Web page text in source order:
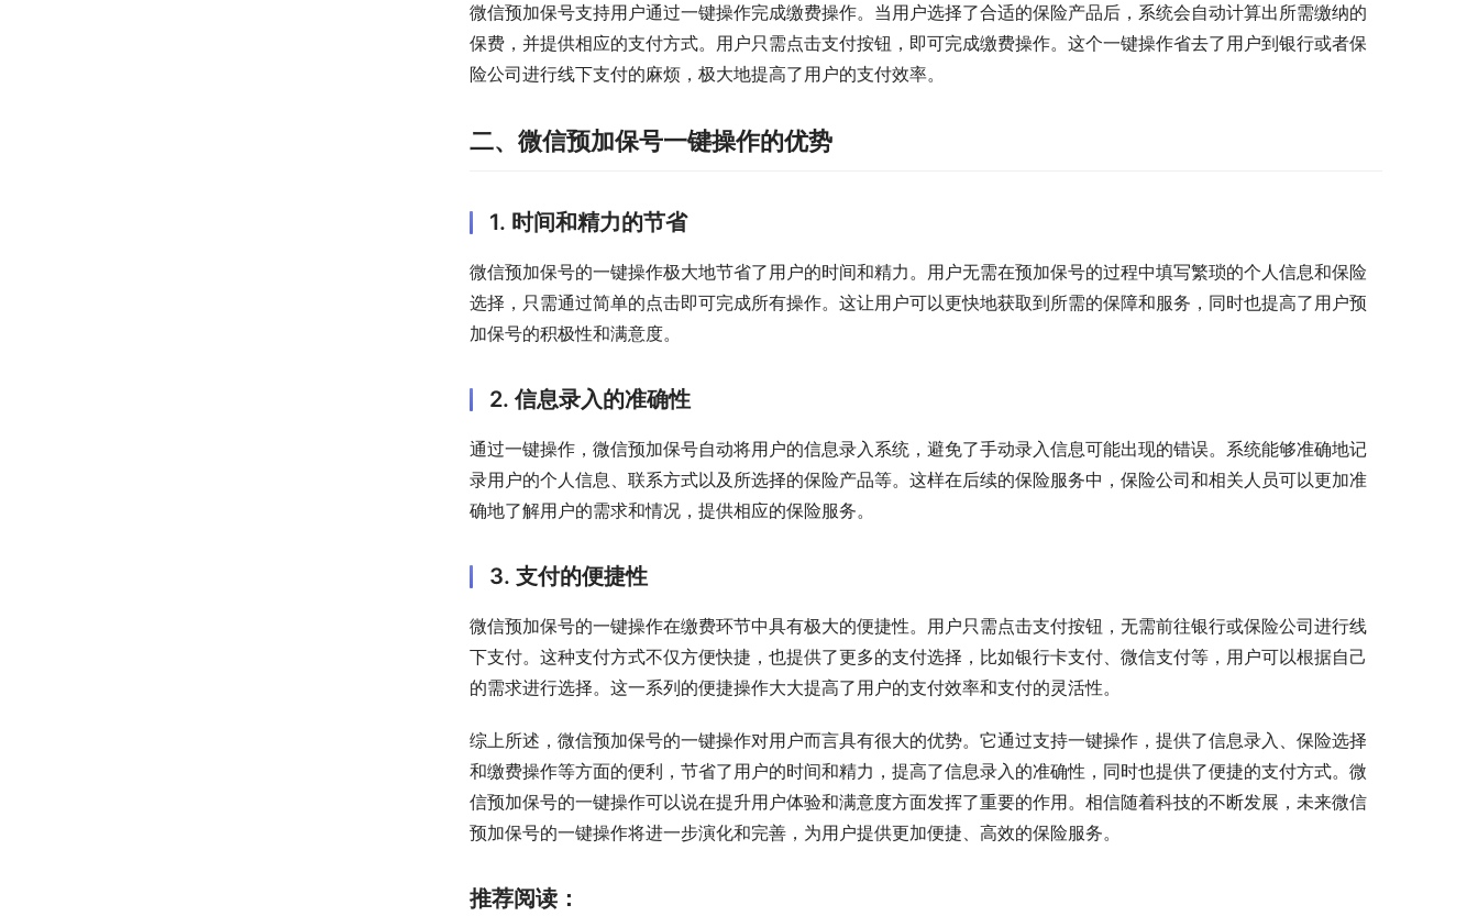
微信预加保号支持用户通过一键操作完成缴费操作。当用户选择了合适的保险产品后，系统会自动计算出所需缴纳的
保费，并提供相应的支付方式。用户只需点击支付按钮，即可完成缴费操作。这个一键操作省去了用户到银行或者保
险公司进行线下支付的麻烦，极大地提高了用户的支付效率。
二、微信预加保号一键操作的优势
1. 时间和精力的节省
微信预加保号的一键操作极大地节省了用户的时间和精力。用户无需在预加保号的过程中填写繁琐的个人信息和保险
选择，只需通过简单的点击即可完成所有操作。这让用户可以更快地获取到所需的保障和服务，同时也提高了用户预
加保号的积极性和满意度。
2. 信息录入的准确性
通过一键操作，微信预加保号自动将用户的信息录入系统，避免了手动录入信息可能出现的错误。系统能够准确地记
录用户的个人信息、联系方式以及所选择的保险产品等。这样在后续的保险服务中，保险公司和相关人员可以更加准
确地了解用户的需求和情况，提供相应的保险服务。
3. 支付的便捷性
微信预加保号的一键操作在缴费环节中具有极大的便捷性。用户只需点击支付按钮，无需前往银行或保险公司进行线
下支付。这种支付方式不仅方便快捷，也提供了更多的支付选择，比如银行卡支付、微信支付等，用户可以根据自己
的需求进行选择。这一系列的便捷操作大大提高了用户的支付效率和支付的灵活性。
综上所述，微信预加保号的一键操作对用户而言具有很大的优势。它通过支持一键操作，提供了信息录入、保险选择
和缴费操作等方面的便利，节省了用户的时间和精力，提高了信息录入的准确性，同时也提供了便捷的支付方式。微
信预加保号的一键操作可以说在提升用户体验和满意度方面发挥了重要的作用。相信随着科技的不断发展，未来微信
预加保号的一键操作将进一步演化和完善，为用户提供更加便捷、高效的保险服务。
推荐阅读：